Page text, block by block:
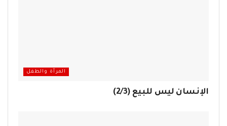
المرأة والطفل
الإنسان ليس للبيع (2/3)